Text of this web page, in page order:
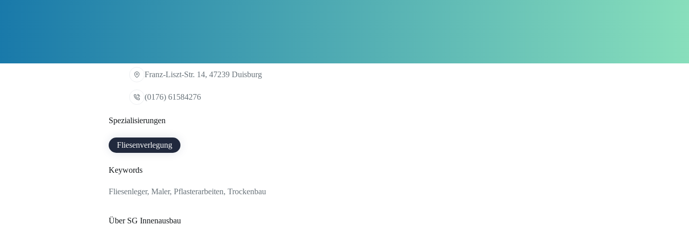
Franz-Liszt-Str. 14, 47239 Duisburg
(0176) 61584276
Spezialisierungen
Fliesenverlegung
Keywords
Fliesenleger, Maler, Pflasterarbeiten, Trockenbau
Über SG Innenausbau